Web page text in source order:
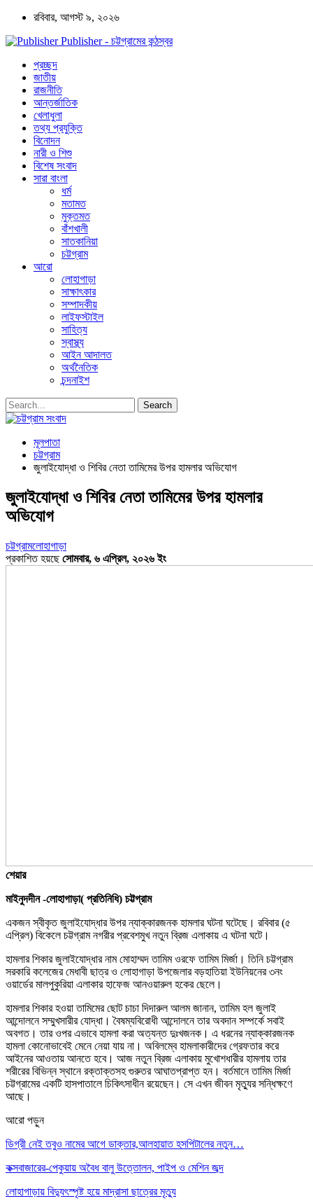
রবিবার, আগস্ট ৯, ২০২৬
Publisher - চট্টগ্রামের কন্ঠস্বর
প্রচ্ছদ
জাতীয়
রাজনীতি
আন্তর্জাতিক
খেলাধুলা
তথ্য প্রযুক্তি
বিনোদন
নারী ও শিশু
বিশেষ সংবাদ
সারা বাংলা
ধর্ম
মতামত
মুক্তমত
বাঁশখালী
সাতকানিয়া
চট্টগ্রাম
আরো
লোহাগাড়া
সাক্ষাৎকার
সম্পাদকীয়
লাইফস্টাইল
সাহিত্য
স্বাস্থ্য
আইন আদালত
অর্থনৈতিক
চন্দনাইশ
মূলপাতা
চট্টগ্রাম
জুলাইযোদ্ধা ও শিবির নেতা তামিমের উপর হামলার অভিযোগ
জুলাইযোদ্ধা ও শিবির নেতা তামিমের উপর হামলার
অভিযোগ
চট্টগ্রামলোহাগাড়া
প্রকাশিত হয়ছেসোমবার, ৬ এপ্রিল, ২০২৬ ইং
শেয়ার
মাইনুদদীন -লোহাগাড়া( প্রতিনিধি) চট্টগ্রাম
একজন স্বীকৃত জুলাইযোদ্ধার উপর ন্যাক্কারজনক হামলার ঘটনা ঘটেছে। রবিবার (৫
এপ্রিল) বিকেলে চট্টগ্রাম নগরীর প্রবেশমুখ নতুন ব্রিজ এলাকায় এ ঘটনা ঘটে।
হামলার শিকার জুলাইযোদ্ধার নাম মোহাম্মদ তামিম ওরফে তামিম মির্জা। তিনি চট্টগ্রাম
সরকারি কলেজের মেধাবী ছাত্র ও লোহাগাড়া উপজেলার বড়হাতিয়া ইউনিয়নের ৩নং
ওয়ার্ডের মালপুকুরিয়া এলাকার হাফেজ আনওয়ারুল হকের ছেলে।
হামলার শিকার হওয়া তামিমের ছোট চাচা দিদারুল আলম জানান, তামিম হল জুলাই
আন্দোলনে সম্মুখসারীর যোদ্ধা। বৈষম্যবিরোধী আন্দোলনে তার অবদান সম্পর্কে সবাই
অবগত। তার ওপর এভাবে হামলা করা অত্যন্ত দুঃখজনক। এ ধরনের ন্যাক্কারজনক
হামলা কোনোভাবেই মেনে নেয়া যায় না। অবিলম্বে হামলাকারীদের গ্রেফতার করে
আইনের আওতায় আনতে হবে। আজ নতুন ব্রিজ এলাকায় মুখোশধারীর হামলায় তার
শরীরের বিভিন্ন স্থানে রক্তাক্তসহ গুরুতর আঘাতপ্রাপ্ত হন। বর্তমানে তামিম মির্জা
চট্টগ্রামের একটি হাসপাতালে চিকিৎসাধীন রয়েছেন। সে এখন জীবন মৃত্যুর সন্ধিক্ষণে
আছে।
আরো পড়ুন
ডিগ্রী নেই তবুও নামের আগে ডাক্তার,আলহায়াত হসপিটালের নতুন…
কক্সবাজারের-পেকুয়ায় অবৈধ বালু উত্তোলন, পাইপ ও মেশিন জব্দ
লোহাগাড়ায় বিদ্যুৎস্পৃষ্ট হয়ে মাদ্রাসা ছাত্রের মৃত্যু